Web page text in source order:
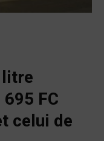
litre
FC
celui de